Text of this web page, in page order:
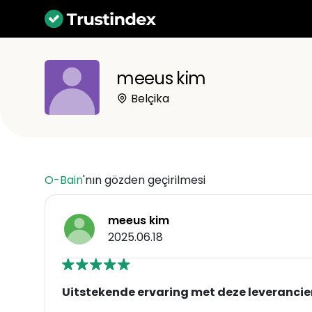
meeus kim
Belçika
O-Bain'nın gözden geçirilmesi
meeus kim
2025.06.18
Uitstekende ervaring met deze